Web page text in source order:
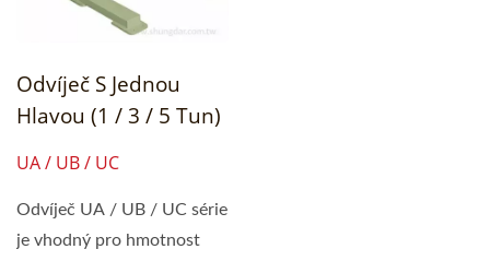
Odvíječ S Jednou
Hlavou (1 / 3 / 5 Tun)
UA / UB / UC
Odvíječ UA / UB / UC série
je vhodný pro hmotnost